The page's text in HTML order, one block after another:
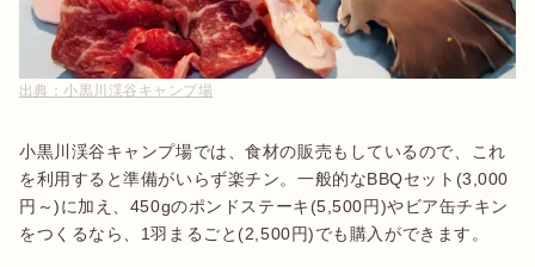
出典： 小黒川渓谷キャンプ場
小黒川渓谷キャンプ場では、食材の販売もしているので、これ
を利用すると準備がいらず楽チン。一般的なBBQセット(3,000
円～)に加え、450gのポンドステーキ(5,500円)やビア缶チキン
をつくるなら、1羽まるごと(2,500円)でも購入ができます。